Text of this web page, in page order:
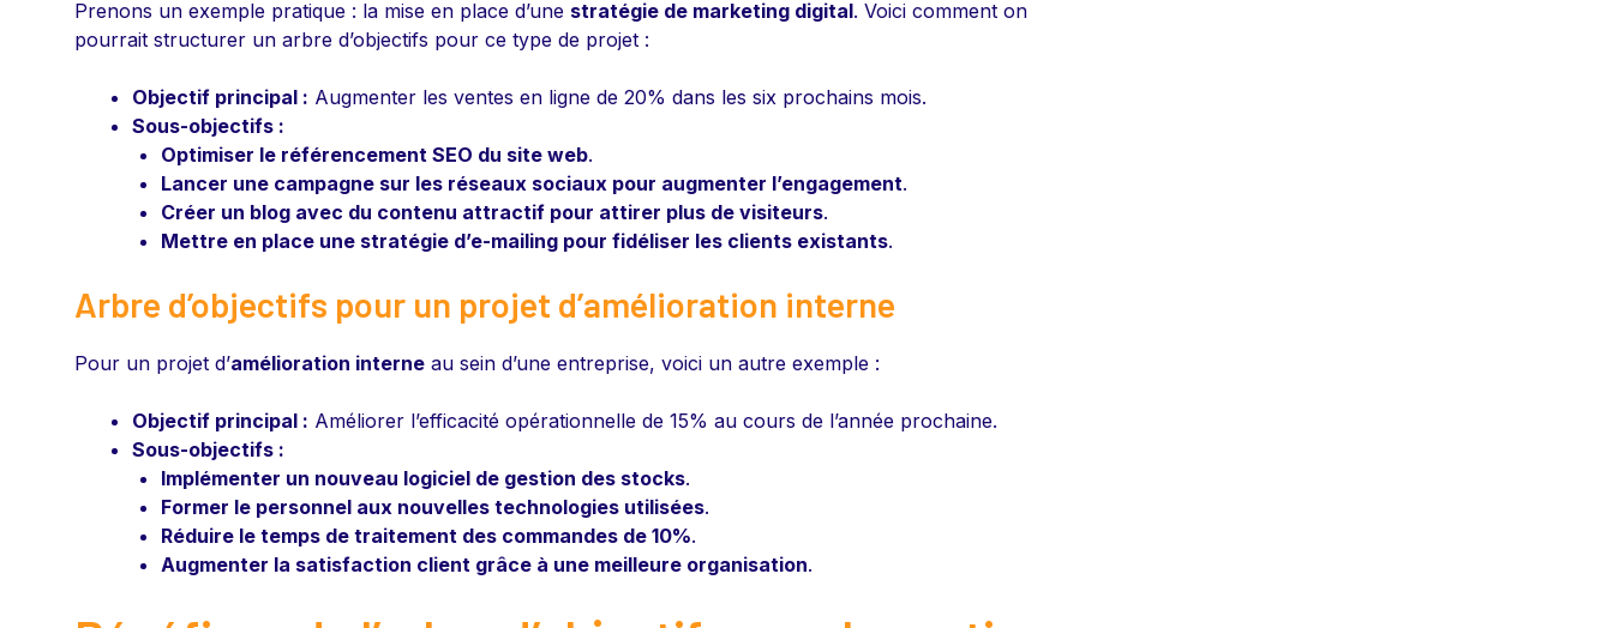
Prenons un exemple pratique : la mise en place d’une stratégie de marketing digital. Voici comment on
pourrait structurer un arbre d’objectifs pour ce type de projet :
Objectif principal : Augmenter les ventes en ligne de 20% dans les six prochains mois.
Sous-objectifs :
Optimiser le référencement SEO du site web.
Lancer une campagne sur les réseaux sociaux pour augmenter l’engagement.
Créer un blog avec du contenu attractif pour attirer plus de visiteurs.
Mettre en place une stratégie d’e-mailing pour fidéliser les clients existants.
Arbre d’objectifs pour un projet d’amélioration interne
Pour un projet d’amélioration interne au sein d’une entreprise, voici un autre exemple :
Objectif principal : Améliorer l’efficacité opérationnelle de 15% au cours de l’année prochaine.
Sous-objectifs :
Implémenter un nouveau logiciel de gestion des stocks.
Former le personnel aux nouvelles technologies utilisées.
Réduire le temps de traitement des commandes de 10%.
Augmenter la satisfaction client grâce à une meilleure organisation.